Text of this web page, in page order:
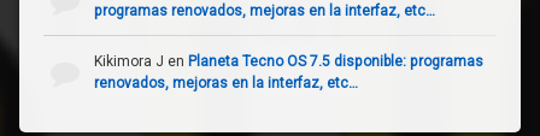
programas renovados, mejoras en la interfaz, etc…
Kikimora J en Planeta Tecno OS 7.5 disponible: programas
renovados, mejoras en la interfaz, etc…